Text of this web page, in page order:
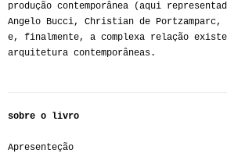
produção contemporânea (aqui
Angelo Bucci, Christian de
e, finalmente, a complexa relação
arquitetura contemporâneas.
sobre o livro
Apresenteção